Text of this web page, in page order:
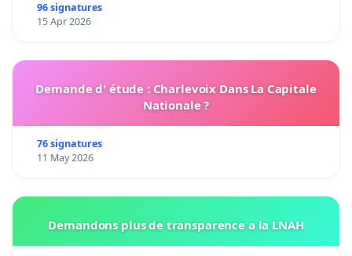
96 signatures
15 Apr 2026
Demande d' étude : Charlevoix Dans La Capitale
Nationale ?
76 signatures
11 May 2026
Demandons plus de transparence a la LNAH